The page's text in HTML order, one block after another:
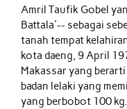
Amril Taufik Gobel
Battala'-- sebagai
tanah tempat
kota daeng, 9 April
Makassar yang
badan lelaki yang
yang berbobot 100